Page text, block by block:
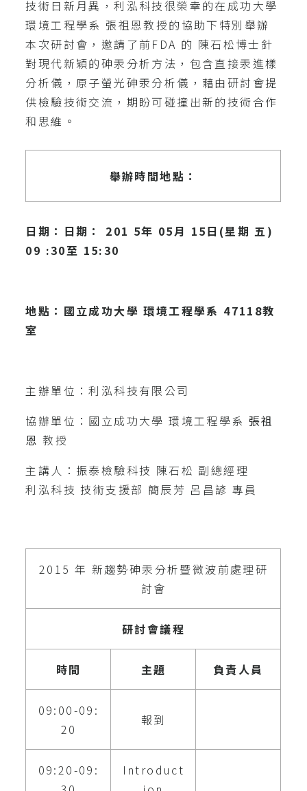
技術日新月異，利泓科技很榮幸的在成功大學
環境工程學系 張祖恩教授的協助下特別舉辦
本次研討會，邀請了前FDA 的 陳石松博士針
對現代新穎的砷汞分析方法，包含直接汞進樣
分析儀，原子螢光砷汞分析儀，藉由研討會提
供檢驗技術交流，期盼可碰撞出新的技術合作
和思維。
舉辦時間地點：
日期：日期： 201 5年 05月 15日(星期 五)
09 :30至 15:30
地點：國立成功大學 環境工程學系 47118教
室
主辦單位：利泓科技有限公司
協辦單位：國立成功大學 環境工程學系張祖
恩 教授
主講人：振泰檢驗科技 陳石松 副總經理
利泓科技 技術支援部 簡辰芳 呂昌諺 專員
2015 年 新趨勢砷汞分析暨微波前處理研
討會
研討會議程
時間 主題 負責人員
09:00-09:
20
報到
09:20-09:
Introduct